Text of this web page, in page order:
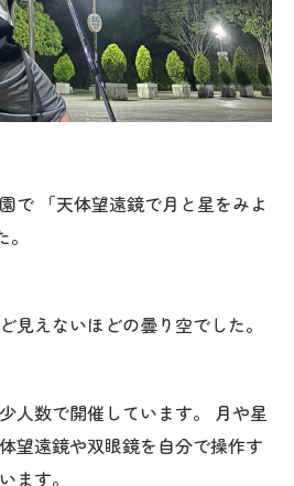
で 「天体望遠鏡で月と星をみよ
見えないほどの曇り空でした。
人数で開催しています。 月や星
望遠鏡や双眼鏡を自分で操作す
ます。